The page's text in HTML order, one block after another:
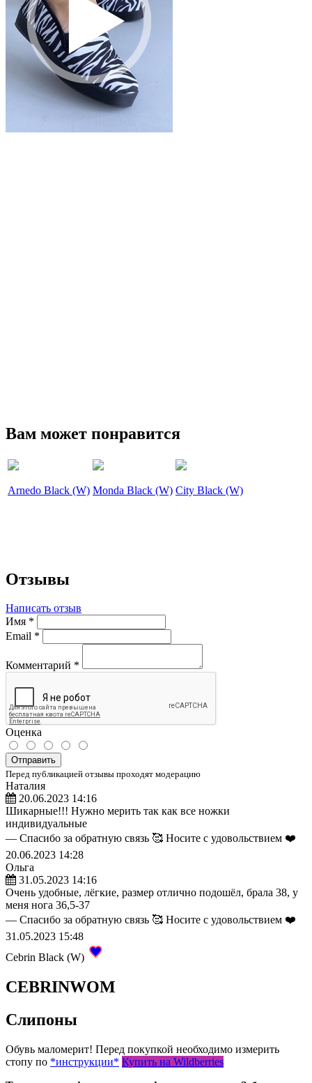
Вам может понравится
Arnedo Black (W) Monda Black (W) City Black (W)
Отзывы
Написать отзыв
Имя *
Email *
Комментарий *
Оценка
Отправить
Перед публикацией отзывы проходят модерацию
Наталия
20.06.2023 14:16
Шикарные!!! Нужно мерить так как все ножки
индивидуальные
— Спасибо за обратную связь 🥰 Носите с удовольствием ❤️
20.06.2023 14:28
Ольга
31.05.2023 14:16
Очень удобные, лёгкие, размер отлично подошёл, брала 38, у
меня нога 36,5-37
— Спасибо за обратную связь 🥰 Носите с удовольствием ❤️
31.05.2023 15:48
Cebrin Black (W)
CEBRINWOM
Слипоны
Обувь маломерит! Перед покупкой необходимо измерить
стопу по *инструкции* Купить на Wildberries